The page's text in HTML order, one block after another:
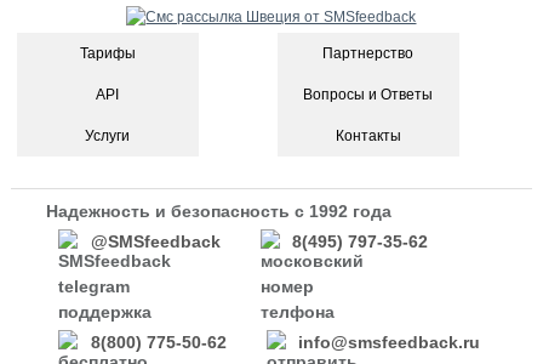
Тарифы
API
Услуги
Партнерство
Вопросы и Ответы
Контакты
Надежность и безопасность с 1992 года
@SMSfeedback
8(495) 797-35-62
8(800) 775-50-62 info@smsfeedback.ru